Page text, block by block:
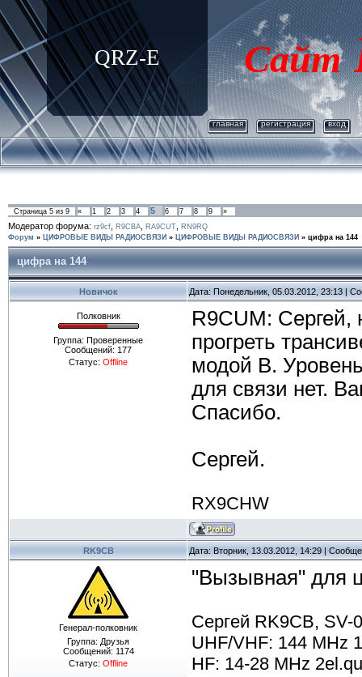
QRZ-E Сайт
главная регистрация вход
Страница 5 из 9 « 1 2 3 4 5 6 7 8 9 »
Модератор форума: rz9cf R9CBA RA9CUT
RN9RQ
Форум » ЦИФРОВЫЕ ВИДЫ РАДИОСВЯЗИ » ЦИФРОВЫЕ ВИДЫ РАДИОСВЯЗИ » цифра на 144
цифра на 144
Новичок Дата: Понедельник, 05.03.2012, 23:13 |
Полковник
Группа: Проверенные
Сообщений: 177
Статус: Offline
R9CUM: Сергей,
прогреть
модой B.
для связи нет.
Спасибо.
Сергей.
RX9CHW
RK9CB Дата: Вторник, 13.03.2012, 14:29 |
Генерал-полковник
Группа: Друзья
Сообщений: 1174
Статус: Offline
"Вызывная" для
Сергей RK9CB, SV-
UHF/VHF: 144 MHz
HF: 14-28 MHz